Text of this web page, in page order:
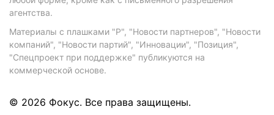
агентства.
Материалы с плашками "Р", "Новости партнеров", "Новости
компаний", "Новости партий", "Инновации", "Позиция",
"Спецпроект при поддержке" публикуются на
коммерческой основе.
© 2026 Фокус. Все права защищены.